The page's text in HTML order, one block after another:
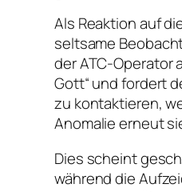
Als Reaktion auf
seltsame
der ATC-Operator
Gott“ und fordert
zu kontaktieren,
Anomalie erneut
Dies scheint
während die